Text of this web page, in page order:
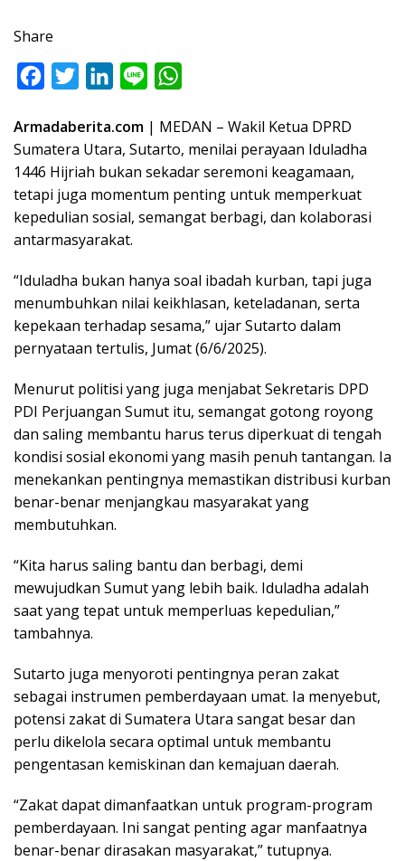
Share
c
e
b
o
o
i
e
r
n
k
d
I
e
a
t
A
Armadaberita.com | MEDAN – Wakil Ketua DPRD
Sumatera Utara, Sutarto, menilai perayaan Iduladha
1446 Hijriah bukan sekadar seremoni keagamaan,
tetapi juga momentum penting untuk memperkuat
kepedulian sosial, semangat berbagi, dan kolaborasi
antarmasyarakat.
“Iduladha bukan hanya soal ibadah kurban, tapi juga
menumbuhkan nilai keikhlasan, keteladanan, serta
kepekaan terhadap sesama,” ujar Sutarto dalam
pernyataan tertulis, Jumat (6/6/2025).
Menurut politisi yang juga menjabat Sekretaris DPD
PDI Perjuangan Sumut itu, semangat gotong royong
dan saling membantu harus terus diperkuat di tengah
kondisi sosial ekonomi yang masih penuh tantangan. Ia
menekankan pentingnya memastikan distribusi kurban
benar-benar menjangkau masyarakat yang
membutuhkan.
“Kita harus saling bantu dan berbagi, demi
mewujudkan Sumut yang lebih baik. Iduladha adalah
saat yang tepat untuk memperluas kepedulian,”
tambahnya.
Sutarto juga menyoroti pentingnya peran zakat
sebagai instrumen pemberdayaan umat. Ia menyebut,
potensi zakat di Sumatera Utara sangat besar dan
perlu dikelola secara optimal untuk membantu
pengentasan kemiskinan dan kemajuan daerah.
“Zakat dapat dimanfaatkan untuk program-program
pemberdayaan. Ini sangat penting agar manfaatnya
benar-benar dirasakan masyarakat,” tutupnya.